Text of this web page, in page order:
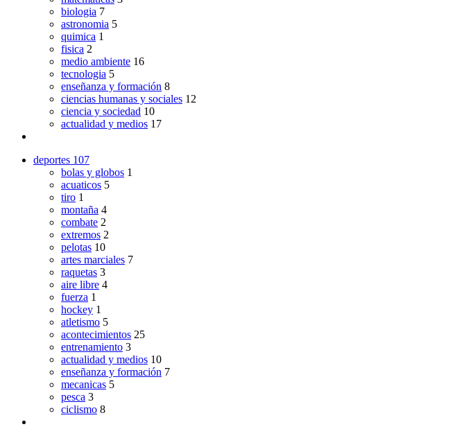
biologia 7
astronomia 5
quimica 1
fisica 2
medio ambiente 16
tecnologia 5
enseñanza y formación 8
ciencias humanas y sociales 12
ciencia y sociedad 10
actualidad y medios 17
deportes 107
bolas y globos 1
acuaticos 5
tiro 1
montaña 4
combate 2
extremos 2
pelotas 10
artes marciales 7
raquetas 3
aire libre 4
fuerza 1
hockey 1
atletismo 5
acontecimientos 25
entrenamiento 3
actualidad y medios 10
enseñanza y formación 7
mecanicas 5
pesca 3
ciclismo 8